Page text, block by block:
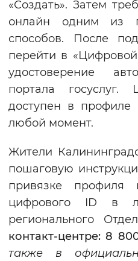
«Создать». Затем
онлайн одним из
способов. После
перейти в
удостоверение
портала госуслуг.
доступен в
любой момент.
Жители
пошаговую
привязке профиля
цифрового ID в
регионального
контакт-центре: 8
также в